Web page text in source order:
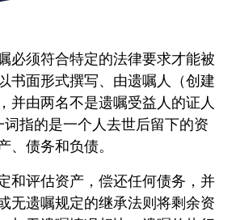
必须符合特定的法律要求才能被
书面形式撰写、由遗嘱人（创建
并由两名不是遗嘱受益人的证人
词指的是一个人去世后留下的资
、债务和负债。
和评估资产，偿还任何债务，并
无遗嘱规定的继承法则将剩余资